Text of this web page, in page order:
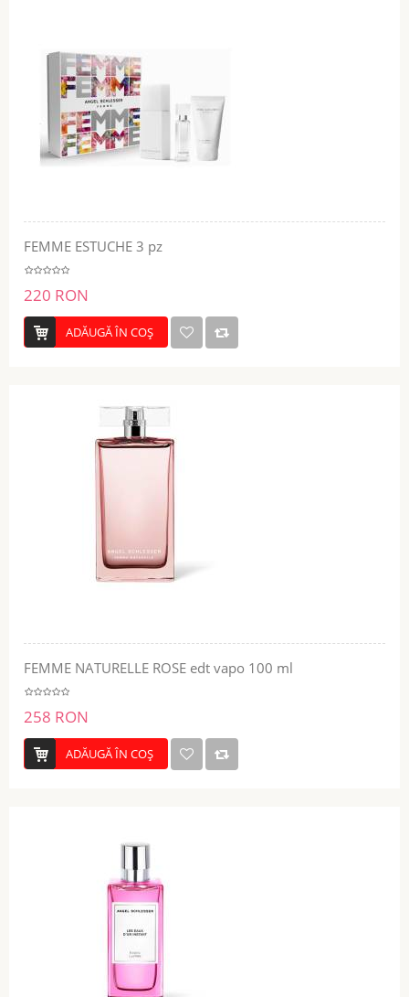
FEMME ESTUCHE 3 pz
220 RON
ADĂUGĂ ÎN COŞ
FEMME NATURELLE ROSE edt vapo 100 ml
258 RON
ADĂUGĂ ÎN COŞ